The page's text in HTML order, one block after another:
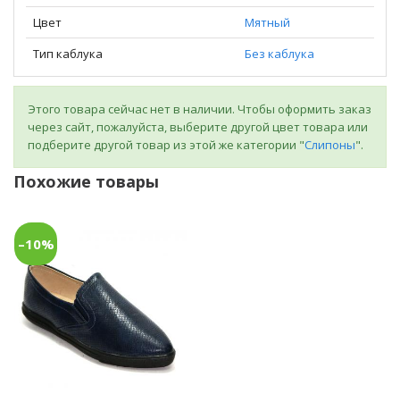
Цвет
Мятный
Тип каблука
Без каблука
Этого товара сейчас нет в наличии. Чтобы оформить заказ
через сайт, пожалуйста, выберите другой цвет товара или
подберите другой товар из этой же категории "Слипоны".
Похожие товары
–10%